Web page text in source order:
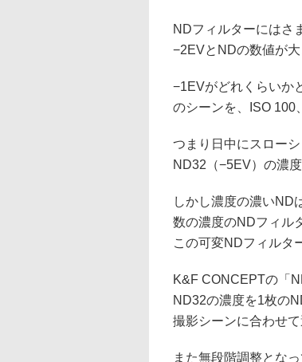
NDフィルターにはさ
−2EVとNDの数値が
−1EVがどれくらいか
のシーンを、ISO 100
つまり日中にスロー
ND32（−5EV）の濃
しかし濃度の濃いND
数の濃度のNDフィル
この可変NDフィルタ
K&F CONCEPTの「
ND32の濃度を1枚の
撮影シーンに合わせ
また無段階調整とな